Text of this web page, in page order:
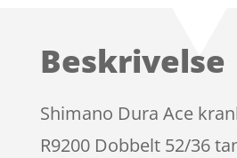
på
ømmels
er
Beskrivelse
Shimano Dura Ace
R9200 Dobbelt 52/36